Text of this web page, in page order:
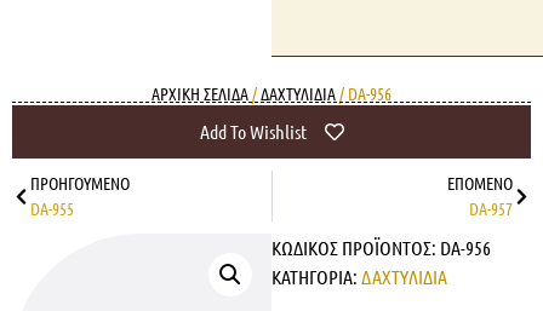
ΑΡΧΙΚΉ ΣΕΛΊΔΑ/ΔΑΧΤΥΛΙΔΙΑ/ DA-956
Add To Wishlist
ΠΡΟΗΓΟΎΜΕΝΟ
DA-955
ΕΠΌΜΕΝΟ
DA-957
ΚΩΔΙΚΌΣ ΠΡΟΪΌΝΤΟΣ: DA-956
ΚΑΤΗΓΟΡΊΑ: ΔΑΧΤΥΛΙΔΙΑ